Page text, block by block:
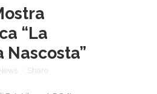
“La
Nascosta”
Share